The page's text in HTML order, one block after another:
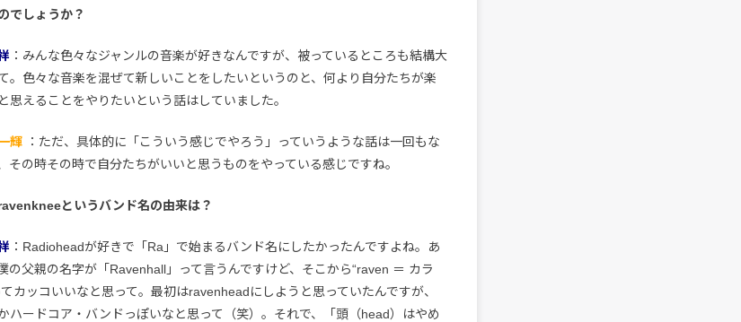
でしょうか？
：みんな色々なジャンルの音楽が好きなんですが、被っているところも結構大
。色々な音楽を混ぜて新しいことをしたいというのと、何より自分たちが楽
思えることをやりたいという話はしていました。
輝
：ただ、具体的に「こういう感じでやろう」っていうような話は一回もな
その時その時で自分たちがいいと思うものをやっている感じですね。
というバンド名の由来は？
：Radioheadが好きで「Ra」で始まるバンド名にしたかったんですよね。あ
の父親の名字が「Ravenhall」って言うんですけど、そこから“raven ＝ カラ
てカッコいいなと思って。最初はravenheadにしようと思っていたんですが、
ハードコア・バンドっぽいなと思って（笑）。それで、「頭（head）はやめ